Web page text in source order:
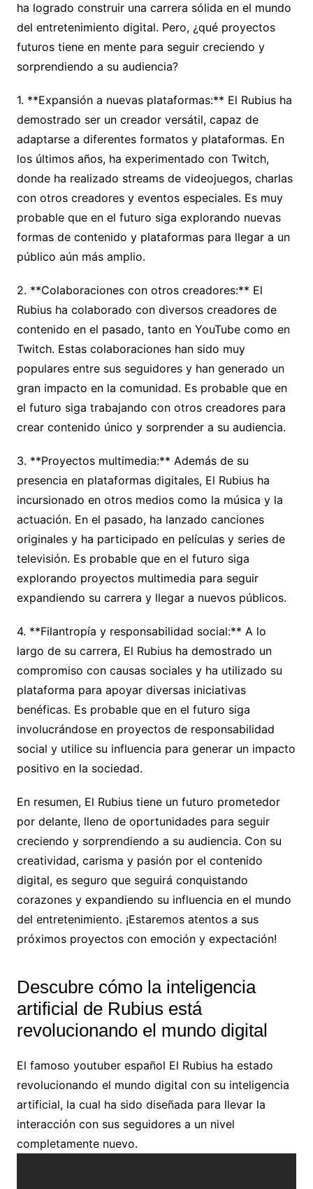
ha logrado construir una carrera sólida en el mundo
del entretenimiento digital. Pero, ¿qué proyectos
futuros tiene en mente para seguir creciendo y
sorprendiendo a su audiencia?
1. **Expansión a nuevas plataformas:** El Rubius ha
demostrado ser un creador versátil, capaz de
adaptarse a diferentes formatos y plataformas. En
los últimos años, ha experimentado con Twitch,
donde ha realizado streams de videojuegos, charlas
con otros creadores y eventos especiales. Es muy
probable que en el futuro siga explorando nuevas
formas de contenido y plataformas para llegar a un
público aún más amplio.
2. **Colaboraciones con otros creadores:** El
Rubius ha colaborado con diversos creadores de
contenido en el pasado, tanto en YouTube como en
Twitch. Estas colaboraciones han sido muy
populares entre sus seguidores y han generado un
gran impacto en la comunidad. Es probable que en
el futuro siga trabajando con otros creadores para
crear contenido único y sorprender a su audiencia.
3. **Proyectos multimedia:** Además de su
presencia en plataformas digitales, El Rubius ha
incursionado en otros medios como la música y la
actuación. En el pasado, ha lanzado canciones
originales y ha participado en películas y series de
televisión. Es probable que en el futuro siga
explorando proyectos multimedia para seguir
expandiendo su carrera y llegar a nuevos públicos.
4. **Filantropía y responsabilidad social:** A lo
largo de su carrera, El Rubius ha demostrado un
compromiso con causas sociales y ha utilizado su
plataforma para apoyar diversas iniciativas
benéficas. Es probable que en el futuro siga
involucrándose en proyectos de responsabilidad
social y utilice su influencia para generar un impacto
positivo en la sociedad.
En resumen, El Rubius tiene un futuro prometedor
por delante, lleno de oportunidades para seguir
creciendo y sorprendiendo a su audiencia. Con su
creatividad, carisma y pasión por el contenido
digital, es seguro que seguirá conquistando
corazones y expandiendo su influencia en el mundo
del entretenimiento. ¡Estaremos atentos a sus
próximos proyectos con emoción y expectación!
Descubre cómo la inteligencia
artificial de Rubius está
revolucionando el mundo digital
El famoso youtuber español El Rubius ha estado
revolucionando el mundo digital con su inteligencia
artificial, la cual ha sido diseñada para llevar la
interacción con sus seguidores a un nivel
completamente nuevo.